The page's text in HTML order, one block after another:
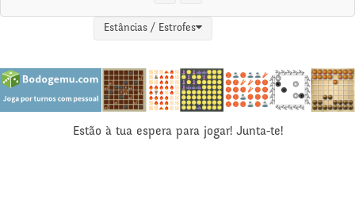
Estâncias / Estrofes
Estão à tua espera para jogar! Junta-te!